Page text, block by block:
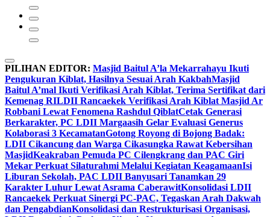
PILIHAN EDITOR: Masjid Baitul A’la Mekarrahayu Ikuti
Pengukuran Kiblat, Hasilnya Sesuai Arah KakbahMasjid
Baitul A’mal Ikuti Verifikasi Arah Kiblat, Terima Sertifikat dari
Kemenag RILDII Rancaekek Verifikasi Arah Kiblat Masjid Ar
Robbani Lewat Fenomena Rashdul QiblatCetak Generasi
Berkarakter, PC LDII Margaasih Gelar Evaluasi Generus
Kolaborasi 3 KecamatanGotong Royong di Bojong Badak:
LDII Cikancung dan Warga Cikasungka Rawat Kebersihan
MasjidKeakraban Pemuda PC Cilengkrang dan PAC Giri
Mekar Perkuat Silaturahmi Melalui Kegiatan KeagamaanIsi
Liburan Sekolah, PAC LDII Banyusari Tanamkan 29
Karakter Luhur Lewat Asrama CaberawitKonsolidasi LDII
Rancaekek Perkuat Sinergi PC-PAC, Tegaskan Arah Dakwah
dan PengabdianKonsolidasi dan Restrukturisasi Organisasi,